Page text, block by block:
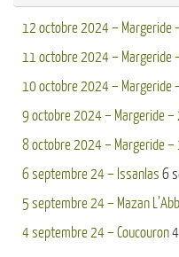
12 octobre 2024 – Margeride
11 octobre 2024 – Margeride
10 octobre 2024 – Margeride
9 octobre 2024 – Margeride –
8 octobre 2024 – Margeride –
6 septembre 24 – Issanlas 6
5 septembre 24 – Mazan
4 septembre 24 – Coucouron